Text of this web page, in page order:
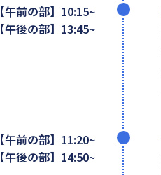
【午前の部】10:15~
【午後の部】13:45~
【午前の部】11:20~
【午後の部】14:50~